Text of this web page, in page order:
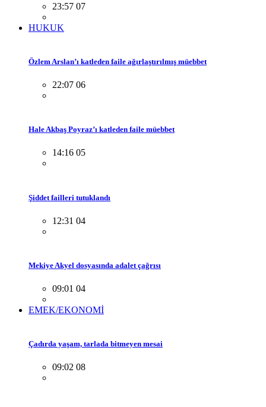
23:57 07
HUKUK
Özlem Arslan’ı katleden faile ağırlaştırılmış müebbet
22:07 06
Hale Akbaş Poyraz’ı katleden faile müebbet
14:16 05
Şiddet failleri tutuklandı
12:31 04
Mekiye Akyel dosyasında adalet çağrısı
09:01 04
EMEK/EKONOMİ
Çadırda yaşam, tarlada bitmeyen mesai
09:02 08